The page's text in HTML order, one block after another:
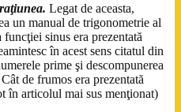
Legat de aceasta,
un manual de trigonometrie al
sinus era prezentată
în acest sens citatul din
prime şi descompunerea
de frumos era prezentată
în articolul mai sus menţionat)